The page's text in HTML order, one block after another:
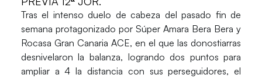
Tras el intenso duelo de cabeza del pasado fin de
semana protagonizado por Súper Amara Bera Bera y
Rocasa Gran Canaria ACE, en el que las donostiarras
desnivelaron la balanza, logrando dos puntos para
ampliar a 4 la distancia con sus perseguidores, el